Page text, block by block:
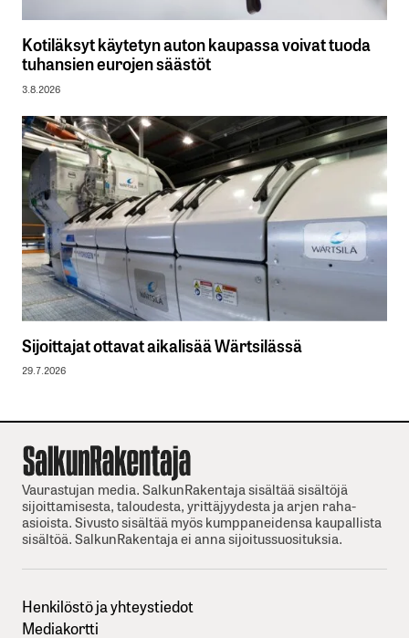
Kotiläksyt käytetyn auton kaupassa voivat tuoda
tuhansien eurojen säästöt
3.8.2026
Sijoittajat ottavat aikalisää Wärtsilässä
29.7.2026
Vaurastujan media. SalkunRakentaja sisältää sisältöjä
sijoittamisesta, taloudesta, yrittäjyydesta ja arjen raha-
asioista. Sivusto sisältää myös kumppaneidensa kaupallista
sisältöä. SalkunRakentaja ei anna sijoitussuosituksia.
Henkilöstö ja yhteystiedot
Mediakortti